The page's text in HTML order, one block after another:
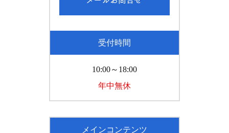
受付時間
10:00～18:00
年中無休
メインコンテンツ